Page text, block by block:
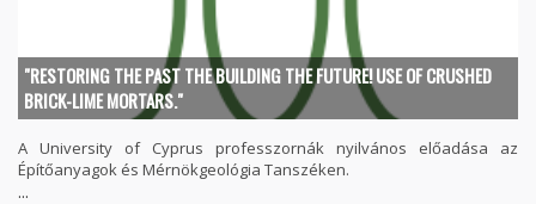
"RESTORING THE PAST THE BUILDING THE FUTURE! USE OF CRUSHED
BRICK-LIME MORTARS."
A University of Cyprus professzornák nyilvános előadása az
Építőanyagok és Mérnökgeológia Tanszéken.
...